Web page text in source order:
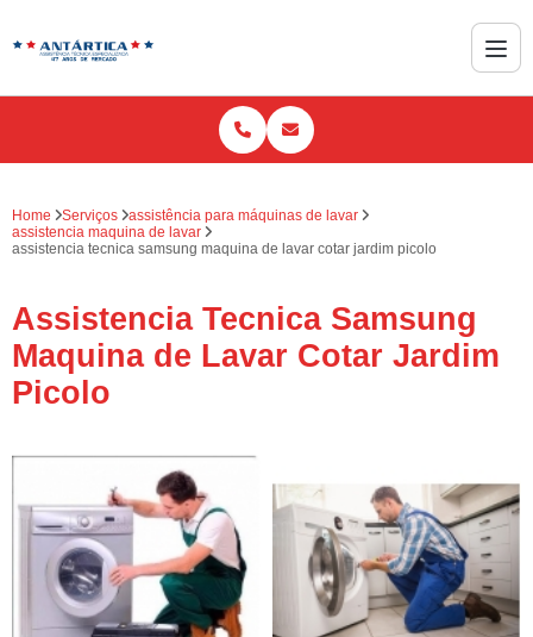
Home Serviços
assistência para máquinas de lavar
assistencia maquina de lavar
assistencia tecnica samsung maquina de lavar cotar jardim picolo
Assistencia Tecnica Samsung
Maquina de Lavar Cotar Jardim
Picolo